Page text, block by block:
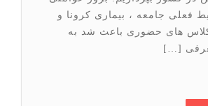
، بیماری کرونا و
حضوری باعث شد به